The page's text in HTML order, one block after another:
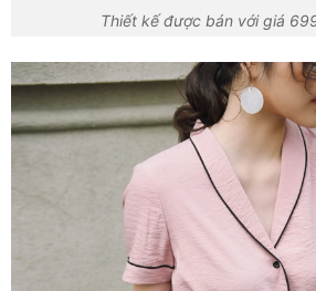
Thiết kế được bán với giá